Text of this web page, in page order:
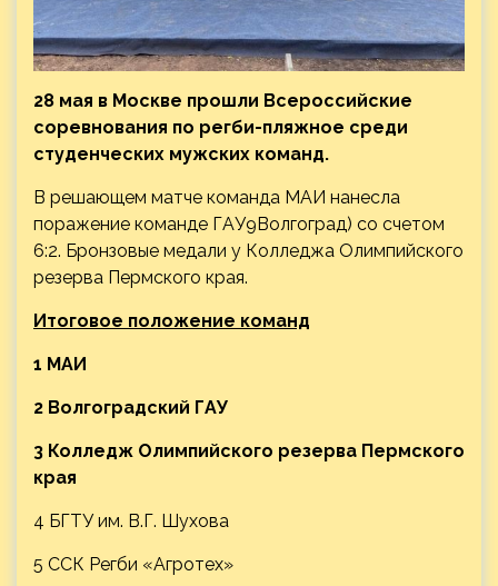
28 мая в Москве прошли Всероссийские
соревнования по регби-пляжное среди
студенческих мужских команд.
В решающем матче команда МАИ нанесла
поражение команде ГАУ9Волгоград) со счетом
6:2. Бронзовые медали у Колледжа Олимпийского
резерва Пермского края.
Итоговое положение команд
1 МАИ
2 Волгоградский ГАУ
3 Колледж Олимпийского резерва Пермского
края
4 БГТУ им. В.Г. Шухова
5 ССК Регби «Агротех»